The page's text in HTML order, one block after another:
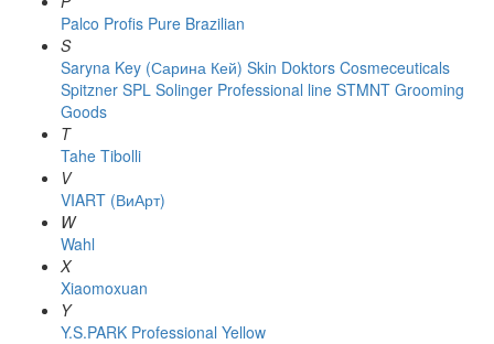
Palco Profis Pure Brazilian
S
Saryna Key (Сарина Кей) Skin Doktors Cosmeceuticals
Spitzner SPL Solinger Professional line STMNT Grooming
Goods
T
Tahe Tibolli
V
VIART (ВиАрт)
W
Wahl
X
Xiaomoxuan
Y
Y.S.PARK Professional Yellow